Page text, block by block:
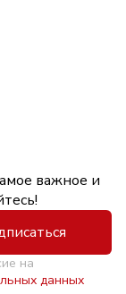
важное и
на
данных